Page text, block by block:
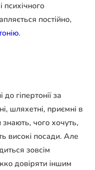
психічного
постійно,
.
гіпертонії за
шляхетні, приємні в
чого хочуть,
високі посади. Але
зовсім
довіряти іншим